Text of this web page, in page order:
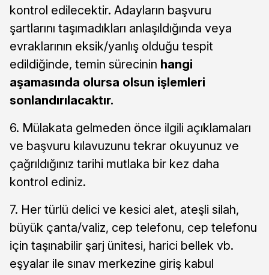
kontrol edilecektir. Adayların başvuru
şartlarını taşımadıkları anlaşıldığında veya
evraklarının eksik/yanlış olduğu tespit
edildiğinde, temin sürecinin hangi
aşamasında olursa olsun işlemleri
sonlandırılacaktır.
6. Mülakata gelmeden önce ilgili açıklamaları
ve başvuru kılavuzunu tekrar okuyunuz ve
çağrıldığınız tarihi mutlaka bir kez daha
kontrol ediniz.
7. Her türlü delici ve kesici alet, ateşli silah,
büyük çanta/valiz, cep telefonu, cep telefonu
için taşınabilir şarj ünitesi, harici bellek vb.
eşyalar ile sınav merkezine giriş kabul